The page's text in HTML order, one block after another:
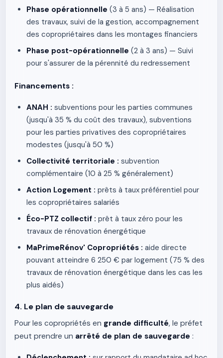
Phase opérationnelle (3 à 5 ans) — Réalisation
des travaux, suivi de la gestion, accompagnement
des copropriétaires dans les montages financiers
Phase post-opérationnelle (2 à 3 ans) — Suivi
pour s'assurer de la pérennité du redressement
Financements :
ANAH : subventions pour les parties communes
(jusqu'à 35 % du coût des travaux), subventions
pour les parties privatives des copropriétaires
modestes (jusqu'à 50 %)
Collectivité territoriale : subvention
complémentaire (10 à 25 % généralement)
Action Logement : prêts à taux préférentiel pour
les copropriétaires salariés
Éco-PTZ collectif : prêt à taux zéro pour les
travaux de rénovation énergétique
MaPrimeRénov' Copropriétés : aide directe
pouvant atteindre 6 250 € par logement (75 % des
travaux de rénovation énergétique dans les cas les
plus aidés)
4. Le plan de sauvegarde
Pour les copropriétés en grande difficulté, le préfet
peut prendre un arrêté de plan de sauvegarde :